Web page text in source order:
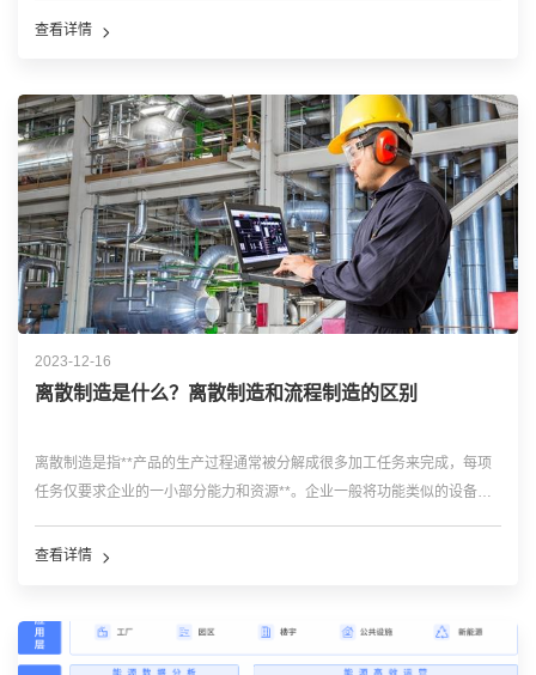
集与监控? 数之能工业物联网平台是基于物联网技术、通信技术、云计算
查看详情
2023-12-16
离散制造是什么？离散制造和流程制造的区别
离散制造是指**产品的生产过程通常被分解成很多加工任务来完成，每项
任务仅要求企业的一小部分能力和资源**。企业一般将功能类似的设备按
工件从一个工作中心到另外一个工作中心进行不同类型的工序加工。 离散
查看详情